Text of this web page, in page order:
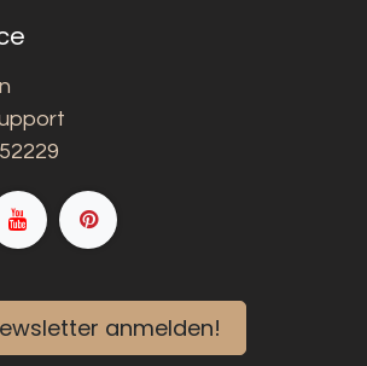
anmelden!